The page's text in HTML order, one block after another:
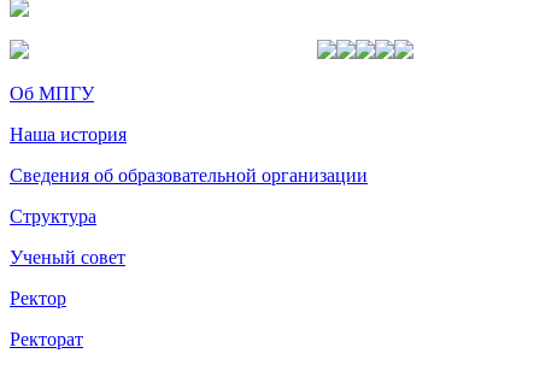
Об МПГУ
Наша история
Сведения об образовательной организации
Структура
Ученый совет
Ректор
Ректорат